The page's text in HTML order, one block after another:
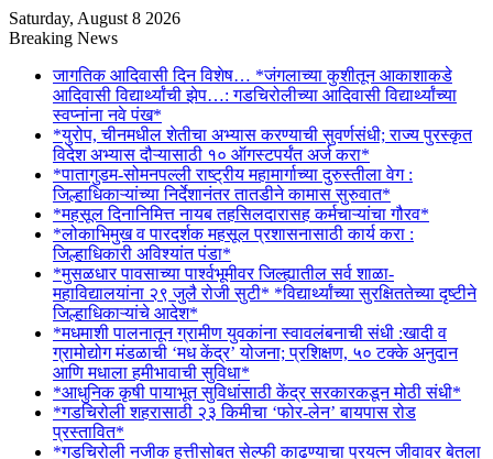
Saturday, August 8 2026
Breaking News
जागतिक आदिवासी दिन विशेष… *जंगलाच्या कुशीतून आकाशाकडे
आदिवासी विद्यार्थ्यांची झेप…: गडचिरोलीच्या आदिवासी विद्यार्थ्यांच्या
स्वप्नांना नवे पंख*
*युरोप, चीनमधील शेतीचा अभ्यास करण्याची सुवर्णसंधी; राज्य पुरस्कृत
विदेश अभ्यास दौऱ्यासाठी १० ऑगस्टपर्यंत अर्ज करा*
*पातागुडम-सोमनपल्ली राष्ट्रीय महामार्गाच्या दुरुस्तीला वेग :
जिल्हाधिकाऱ्यांच्या निर्देशानंतर तातडीने कामास सुरुवात*
*महसूल दिनानिमित्त नायब तहसिलदारासह कर्मचाऱ्यांचा गौरव*
*लोकाभिमुख व पारदर्शक महसूल प्रशासनासाठी कार्य करा :
जिल्हाधिकारी अविश्यांत पंडा*
*मुसळधार पावसाच्या पार्श्वभूमीवर जिल्ह्यातील सर्व शाळा-
महाविद्यालयांना २९ जुलै रोजी सुटी* *विद्यार्थ्यांच्या सुरक्षिततेच्या दृष्टीने
जिल्हाधिकाऱ्यांचे आदेश*
*मधमाशी पालनातून ग्रामीण युवकांना स्वावलंबनाची संधी :खादी व
ग्रामोद्योग मंडळाची ‘मध केंद्र’ योजना; प्रशिक्षण, ५० टक्के अनुदान
आणि मधाला हमीभावाची सुविधा*
*आधुनिक कृषी पायाभूत सुविधांसाठी केंद्र सरकारकडून मोठी संधी*
*गडचिरोली शहरासाठी २३ किमीचा ‘फोर-लेन’ बायपास रोड
प्रस्तावित*
*गडचिरोली नजीक हत्तीसोबत सेल्फी काढण्याचा प्रयत्न जीवावर बेतला